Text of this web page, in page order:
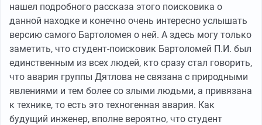
нашел подробного рассказа этого поисковика о
данной находке и конечно очень интересно услышать
версию самого Бартоломея о ней. А здесь могу только
заметить, что студент-поисковик Бартоломей П.И. был
единственным из всех людей, кто сразу стал говорить,
что авария группы Дятлова не связана с природными
явлениями и тем более со злыми людьми, а привязана
к технике, то есть это техногенная авария. Как
будущий инженер, вполне вероятно, что студент